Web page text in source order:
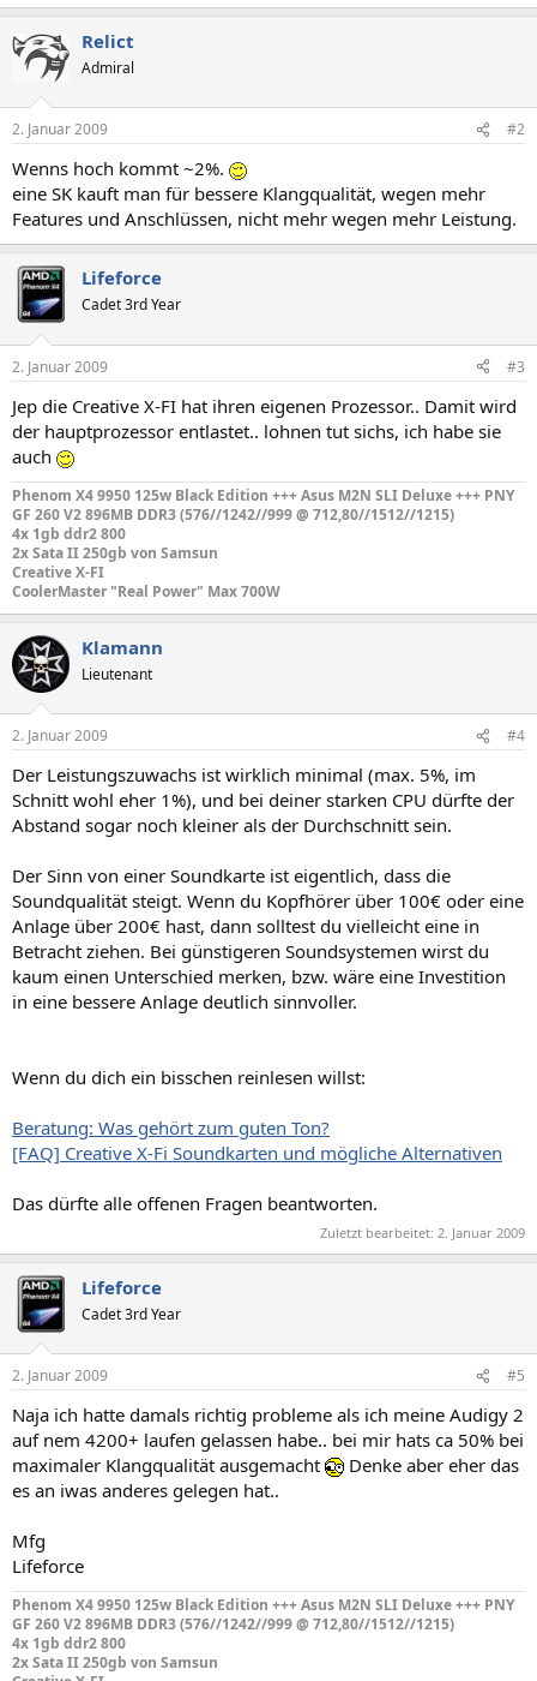
Relict
Admiral
2. Januar 2009 #2
Wenns hoch kommt ~2%.
eine SK kauft man für bessere Klangqualität, wegen mehr
Features und Anschlüssen, nicht mehr wegen mehr Leistung.
Lifeforce
Cadet 3rd Year
2. Januar 2009 #3
Jep die Creative X-FI hat ihren eigenen Prozessor.. Damit wird
der hauptprozessor entlastet.. lohnen tut sichs, ich habe sie
auch
Phenom X4 9950 125w Black Edition +++ Asus M2N SLI Deluxe +++ PNY
GF 260 V2 896MB DDR3 (576//1242//999 @ 712,80//1512//1215)
4x 1gb ddr2 800
2x Sata II 250gb von Samsun
Creative X-FI
CoolerMaster "Real Power" Max 700W
Klamann
Lieutenant
2. Januar 2009 #4
Der Leistungszuwachs ist wirklich minimal (max. 5%, im
Schnitt wohl eher 1%), und bei deiner starken CPU dürfte der
Abstand sogar noch kleiner als der Durchschnitt sein.
Der Sinn von einer Soundkarte ist eigentlich, dass die
Soundqualität steigt. Wenn du Kopfhörer über 100€ oder eine
Anlage über 200€ hast, dann solltest du vielleicht eine in
Betracht ziehen. Bei günstigeren Soundsystemen wirst du
kaum einen Unterschied merken, bzw. wäre eine Investition
in eine bessere Anlage deutlich sinnvoller.
Wenn du dich ein bisschen reinlesen willst:
Beratung: Was gehört zum guten Ton?
[FAQ] Creative X-Fi Soundkarten und mögliche Alternativen
Das dürfte alle offenen Fragen beantworten.
Zuletzt bearbeitet: 2. Januar 2009
Lifeforce
Cadet 3rd Year
2. Januar 2009 #5
Naja ich hatte damals richtig probleme als ich meine Audigy 2
auf nem 4200+ laufen gelassen habe.. bei mir hats ca 50% bei
maximaler Klangqualität ausgemacht
Denke aber eher das
es an iwas anderes gelegen hat..
Mfg
Lifeforce
Phenom X4 9950 125w Black Edition +++ Asus M2N SLI Deluxe +++ PNY
GF 260 V2 896MB DDR3 (576//1242//999 @ 712,80//1512//1215)
4x 1gb ddr2 800
2x Sata II 250gb von Samsun